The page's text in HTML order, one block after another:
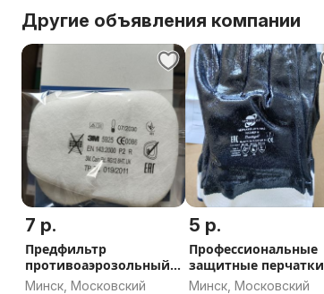
Другие объявления компании
7 р.
Предфильтр
противоаэрозольный
3M 5925(2шт./пара)
Минск, Московский
5 р.
Профессиональные
защитные перчатки
Arcticus 4440
Минск, Московский